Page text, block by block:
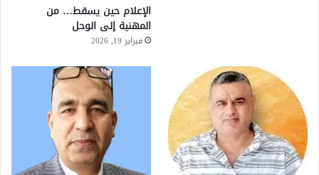
الإعلام حين يسقط… من
المهنية إلى الوحل
فبراير 19, 2026